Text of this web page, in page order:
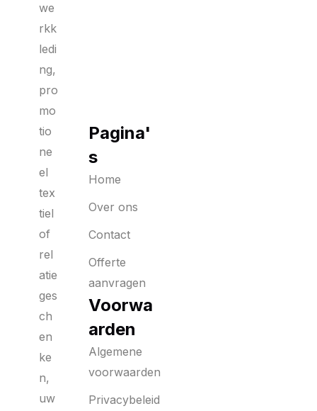
we
rkk
ledi
ng,
pro
mo
tio
ne
el
tex
tiel
of
rel
atie
ges
ch
en
ke
n,
uw
Pagina'
s
Home
Over ons
Contact
Offerte
aanvragen
Voorwa
arden
Algemene
voorwaarden
Privacybeleid